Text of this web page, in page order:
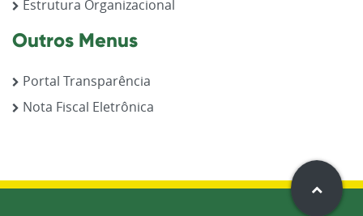
Estrutura Organizacional
Outros Menus
Portal Transparência
Nota Fiscal Eletrônica